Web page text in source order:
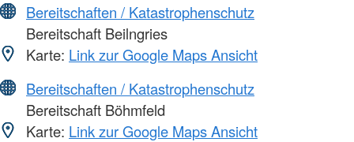
Bereitschaften / Katastrophenschutz
Bereitschaft Beilngries
Karte: Link zur Google Maps Ansicht
Bereitschaften / Katastrophenschutz
Bereitschaft Böhmfeld
Karte: Link zur Google Maps Ansicht